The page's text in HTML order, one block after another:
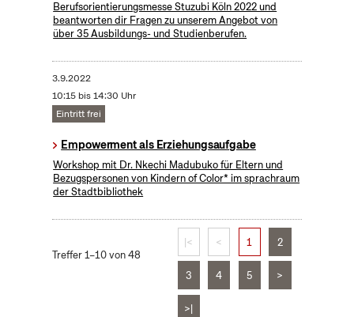
Berufsorientierungsmesse Stuzubi Köln 2022 und
beantworten dir Fragen zu unserem Angebot von
über 35 Ausbildungs- und Studienberufen.
3.9.2022
10:15 bis 14:30 Uhr
Eintritt frei
Empowerment als Erziehungsaufgabe
Workshop mit Dr. Nkechi Madubuko für Eltern und
Bezugspersonen von Kindern of Color* im sprachraum
der Stadtbibliothek
Treffer 1–10 von 48
|< < 1 2
3 4 5 >
>|